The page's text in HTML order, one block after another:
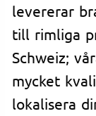
levererar
till rimliga
Schweiz;
mycket
lokalisera